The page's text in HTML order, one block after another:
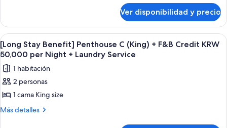
Service
Laundry
Service
B
(Twin+Twin)
+
F&B
Credit
KRW
50,000
Night
Stay
Benefit]
Penthouse
B
(Twin+Twin)
+
F&B
KRW
50,000
per
Ver disponibilidad y precio
Ver
todas
las
fotos
de
[Long
Stay
Una mesa de comedor con diversos
2
[Long Stay Benefit] Penthouse C (King) + F&B Credit KRW
50,000 per Night + Laundry Service
1 habitación
2 personas
1 cama King size
Más detalles
Más